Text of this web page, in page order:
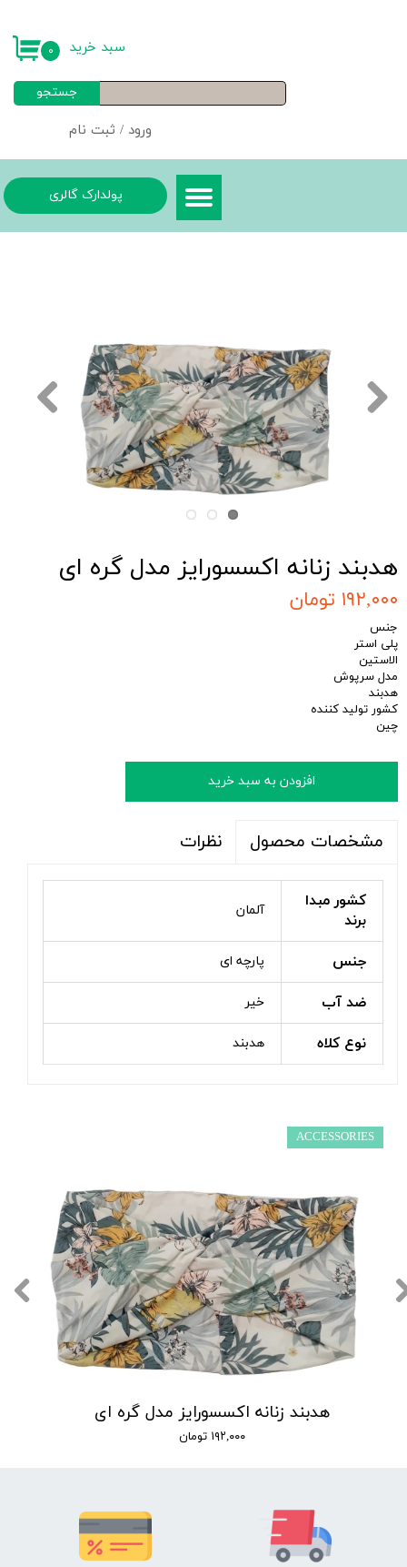
ورود / ثبت نام
خروج از حساب کاربری
جستجو
۰ سبد خرید
پولدارک گالری
هدبند زنانه اکسسورایز مدل گره ای
۱۹۲,۰۰۰ تومان
جنس
پلی استر
الاستین
مدل سرپوش
هدبند
کشور تولید کننده
چین
افزودن به سبد خرید
مشخصات محصول نظرات
کشور مبدا
برند
آلمان
جنس پارچه ای
ضد آب خیر
نوع کلاه هدبند
هدبند زنانه اکسسورایز مدل گره ای
۱۹۲,۰۰۰ تومان
ACCESSORIES